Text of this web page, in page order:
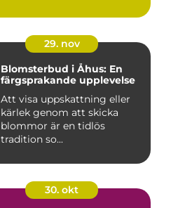
29. nov
Blomsterbud i Åhus: En
färgsprakande upplevelse
Att visa uppskattning eller
kärlek genom att skicka
blommor är en tidlös
tradition so...
30. okt